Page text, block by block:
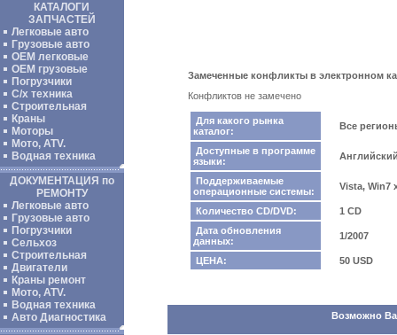
КАТАЛОГИ
ЗАПЧАСТЕЙ
Легковые авто
Грузовые авто
ОЕМ легковые
OEM грузовые
Погрузчики
С/х техника
Строительная
Краны
Моторы
Мото, ATV.
Водная техника
ДОКУМЕНТАЦИЯ по
РЕМОНТУ
Легковые авто
Грузовые авто
Погрузчики
Сельхоз
Строительная
Двигатели
Краны ремонт
Мото, ATV.
Водная техника
Авто Диагностика
Замеченные конфликты в электронном
Конфликтов не замечено
Для какого рынка
каталог:
Все
Доступные в программе
языки:
Поддерживаемые
операционные системы:
Vista, Win7
Количество CD/DVD:
1 CD
Дата обновления
данных:
1/2007
ЦЕНА: 50 USD
Возможно